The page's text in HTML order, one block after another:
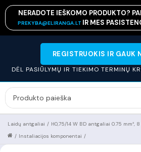
NERADOTE IEŠKOMO PRODUKTO?
PREKYBA@ELIRANGA.LT IR MES
REGISTRUOKIS IR GAUK
DĖL PASIŪLYMŲ IR TIEKIMO TERMINŲ
H0,75/14 W BD antgaliai 0.75 mm²,
/
Laidų antgaliai
/
Instaliacijos komponentai
/